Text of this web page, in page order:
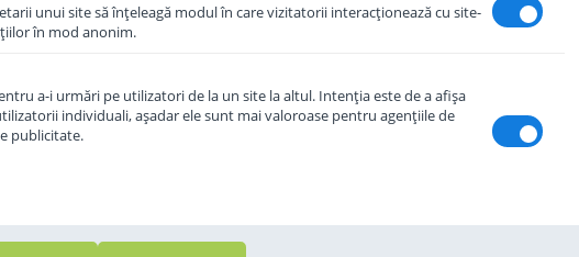
unui site să înţeleagă modul în care vizitatorii interacţionează cu site-
în mod anonim.
a-i urmări pe utilizatori de la un site la altul. Intenţia este de a afişa
individuali, aşadar ele sunt mai valoroase pentru agenţiile de
publicitate.